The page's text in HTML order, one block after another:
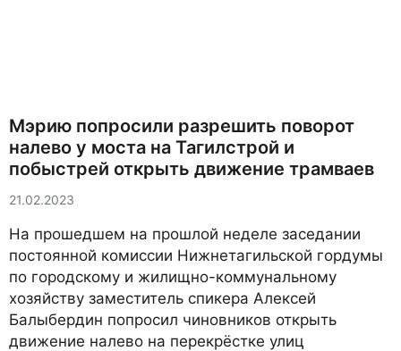
Мэрию попросили разрешить поворот
налево у моста на Тагилстрой и
побыстрей открыть движение трамваев
21.02.2023
На прошедшем на прошлой неделе заседании
постоянной комиссии Нижнетагильской гордумы
по городскому и жилищно-коммунальному
хозяйству заместитель спикера Алексей
Балыбердин попросил чиновников открыть
движение налево на перекрёстке улиц